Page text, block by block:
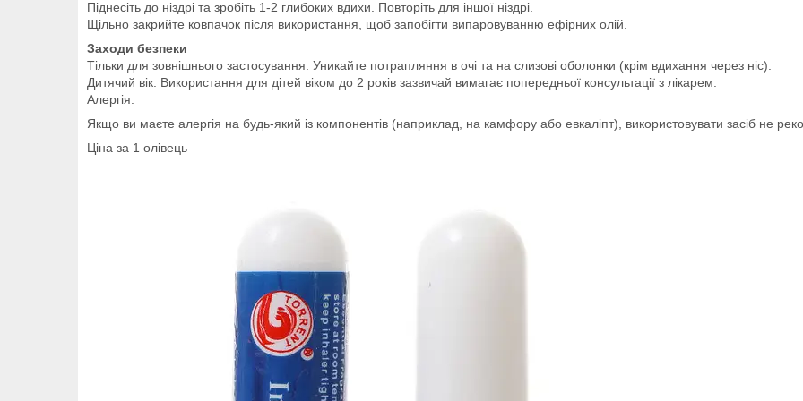
Піднесіть до ніздрі та зробіть 1-2 глибоких вдихи. Повторіть для іншої ніздрі.
Щільно закрийте ковпачок після використання, щоб запобігти випаровуванню ефірних олій.
Заходи безпеки
Тільки для зовнішнього застосування. Уникайте потрапляння в очі та на слизові оболонки (крім вдихання через ніс).
Дитячий вік: Використання для дітей віком до 2 років зазвичай вимагає попередньої консультації з лікарем.
Алергія:
Якщо ви маєте алергія на будь-який із компонентів (наприклад, на камфору або евкаліпт), використовувати засіб не
Ціна за 1 олівець